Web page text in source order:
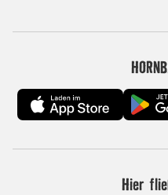
Hier